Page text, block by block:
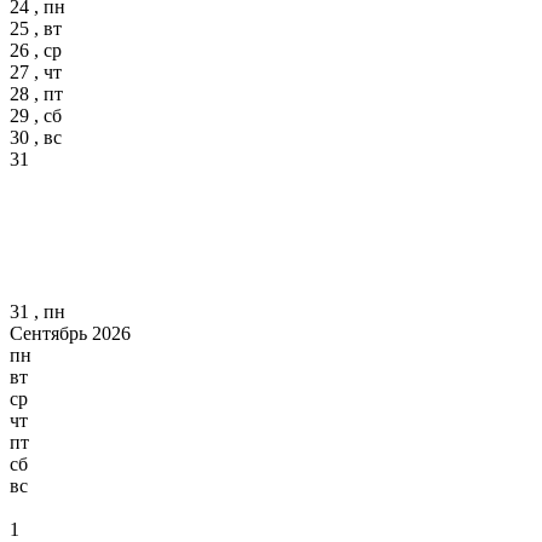
24 , пн
25 , вт
26 , ср
27 , чт
28 , пт
29 , сб
30 , вс
31
31 , пн
Сентябрь 2026
пн
вт
ср
чт
пт
сб
вс
1